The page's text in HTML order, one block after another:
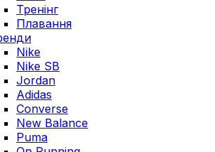
Тренінг
Плавання
Nike
Nike SB
Jordan
Adidas
Converse
New Balance
Puma